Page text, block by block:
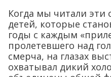
Когда мы читали эти
детей, которые
годы с каждым
пролетевшего над
смерча, на глазах
охватывал дикий